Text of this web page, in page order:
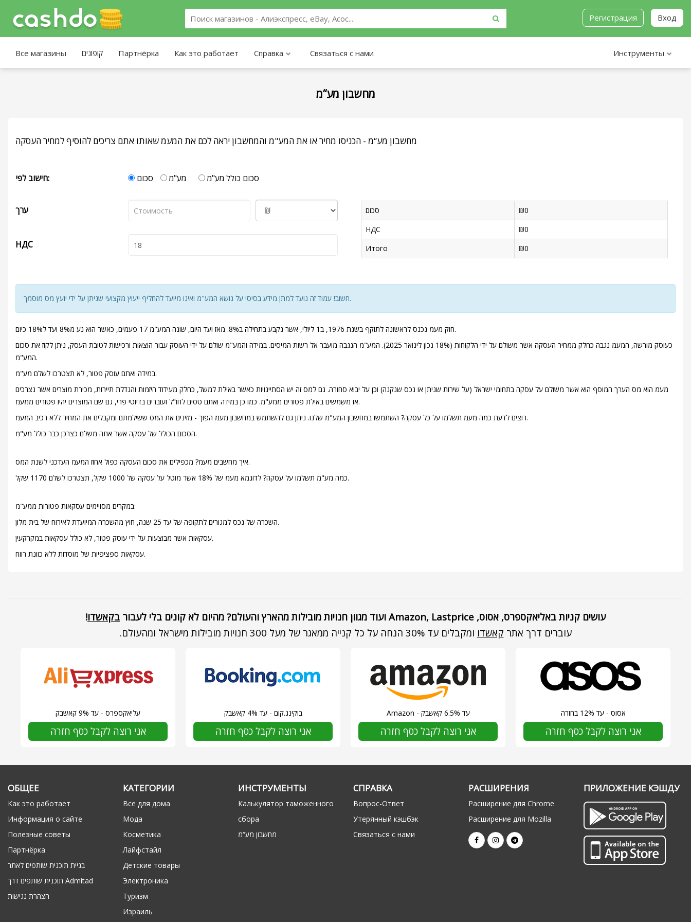
Регистрация Вход
Все магазины קופונים Партнёрка Как это работает Справка Связаться с нами Инструменты
מחשבון מע“מ
מחשבון מע“מ - הכניסו מחיר או את המע"מ והמחשבון יראה לכם את המעמ שאותו אתם צריכים להוסיף למחיר העסקה
חישוב לפי: סכום מע"מ סכום כולל מע"מ
ערך
НДС
סכום ₪0
НДС
₪0
Итого
₪0
חשוב! עמוד זה נועד למתן מידע בסיסי על נושא המע"מ ואינו מיועד להחליף ייעוץ מקצועי שניתן על ידי יועץ מס מוסמך.
חוק מעמ נכנס לראשונה לתוקף בשנת 1976, ב1 ליולי, אשר נקבע בתחילה ב8%. מאז ועד היום, שונה המע"מ 17 פעמים, כאשר הוא נע מ8% ועד ל18% כיום.
כעוסק מורשה, המעמ נגבה כחלק ממחיר העסקה אשר משולם על ידי הלקוחות (18% נכון לינואר 2025). המע"מ הנגבה מועבר אל רשות המיסים. במידה והמע"מ שולם על ידי העוסק עבור הוצאות ורכישות לטובת העסק, ניתן לקזז את סכום
המע"מ.
במידה ואתם עוסק פטור, לא תצטרכו לשלם מע"מ.
מעמ הוא מס הערך המוסף הוא אשר משולם על עסקה בתחומי ישראל (על שירות שניתן או נכס שנקנה) וכן על יבוא סחורה. גם למס זה יש הסתייגויות כאשר באילת למשל, כחלק מעידוד היזמות והגדלת תיירות, מכירת מוצרים אשר נצרכים
או משמשים באילת פטורים ממע"מ. כמו כן במידה ואתם טסים לחו"ל ועוברים בדיוטי פרי, גם שם המוצרים יהיו פטורים ממעמ.
רוצים לדעת כמה מעמ תשלמו על כל עסקה? השתמשו במחשבון המע"מ שלנו. ניתן גם להשתמש במחשבון מעמ הפוך - מזינים את המס ששילמתם ומקבלים את המחיר ללא רכיב המעמ.
הסכום הכולל של עסקה אשר אתה משלם כצרכן כבר כולל מע"מ.
איך מחשבים מעמ? מכפילים את סכום העסקה כפול אחוז המעמ העדכני לשנת המס.
כמה מע"מ תשלמו על עסקה? לדוגמא מעמ של 18% אשר מוטל על עסקה של 1000 שקל, תצטרכו לשלם 1170 שקל.
במקרים מסויימים עסקאות פטורות ממע"מ:
השכרה של נכס למגורים לתקופה של עד 25 שנה, חוץ מהשכרה המיועדת לאירוח של בית מלון.
עסקאות אשר מבוצעות על ידי עוסק פטור, לא כולל עסקאות במקרקעין.
עסקאות ספציפיות של מוסדות ללא כוונת רווח.
עושים קניות באליאקספרס, אסוס, Amazon, Lastprice ועוד מגוון חנויות מובילות מהארץ והעולם? מהיום לא קונים בלי לעבור בקאשדו!
עוברים דרך אתר קאשדו ומקבלים עד 30% הנחה על כל קנייה ממאגר של מעל 300 חנויות מובילות מישראל ומהעולם.
עליאקספרס - עד 9% קאשבק
אני רוצה לקבל כסף חזרה
בוקינג.קום - עד 4% קאשבק
אני רוצה לקבל כסף חזרה
Amazon - עד 6.5% קאשבק
אני רוצה לקבל כסף חזרה
אסוס - עד 12% בחזרה
אני רוצה לקבל כסף חזרה
ОБЩЕЕ
Как это работает
Информация о сайте
Полезные советы
Партнёрка
בניית תוכנית שותפים לאתר
תוכנית שותפים דרך Admitad
הצהרת נגישות
КАТЕГОРИИ
Все для дома
Мода
Косметика
Лайфстайл
Детские товары
Электроника
Туризм
Израиль
ИНСТРУМЕНТЫ
Калькулятор таможенного
сбора
מחשבון מע“מ
СПРАВКА
Вопрос-Ответ
Утерянный кэшбэк
Связаться с нами
РАСШИРЕНИЯ
Расширение для Chrome
Расширение для Mozilla
ПРИЛОЖЕНИЕ КЭШДУ